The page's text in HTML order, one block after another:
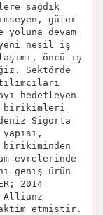
sağdık
güler
devam
yeni nesil iş
öncü iş
Sektörde
hedefleyen
Sigorta
evrelerinde
geniş ürün
2014
Allianz
etmiştir.